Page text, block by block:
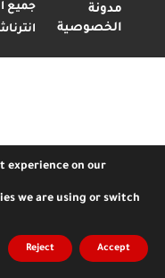
مدونة
الخصوصية
جميع
experience on our
we are using or switch
Accept
Reject